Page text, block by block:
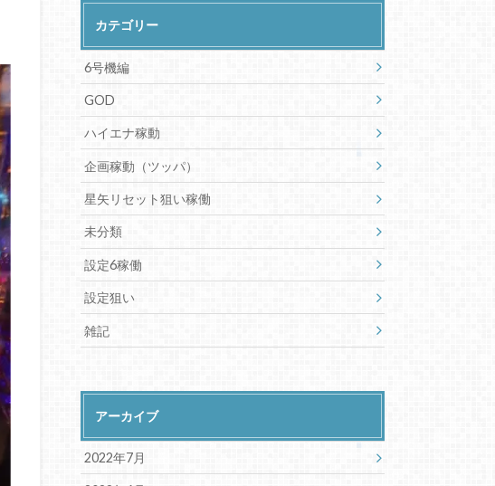
カテゴリー
6号機編
GOD
ハイエナ稼動
企画稼動（ツッパ）
星矢リセット狙い稼働
未分類
設定6稼働
設定狙い
雑記
アーカイブ
2022年7月